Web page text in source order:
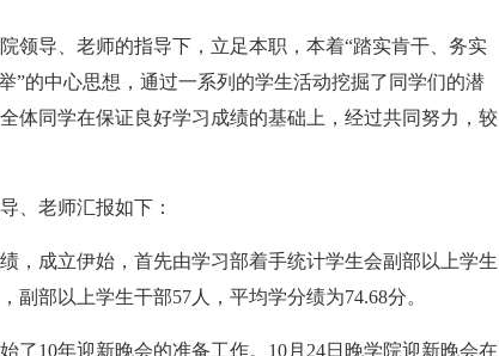
领导、老师的指导下，立足本职，本着“踏实肯干、务实
”的中心思想，通过一系列的学生活动挖掘了同学们的潜
体同学在保证良好学习成绩的基础上，经过共同努力，较
、老师汇报如下：
，成立伊始，首先由学习部着手统计学生会副部以上学生
部以上学生干部57人，平均学分绩为74.68分。
了10年迎新晚会的准备工作。10月24日晚学院迎新晚会在